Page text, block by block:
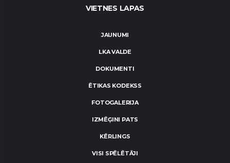
VIETNES LAPAS
JAUNUMI
LKA VALDE
DOKUMENTI
ĒTIKAS KODEKSS
FOTOGALERIJA
IZMĒĢINI PATS
KĒRLINGS
VISI SPĒLĒTĀJI